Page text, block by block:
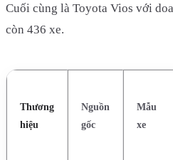
Cuối cùng là Toyota Vios với
còn 436 xe.
Thương
hiệu
Nguồn
gốc
Mẫu
xe